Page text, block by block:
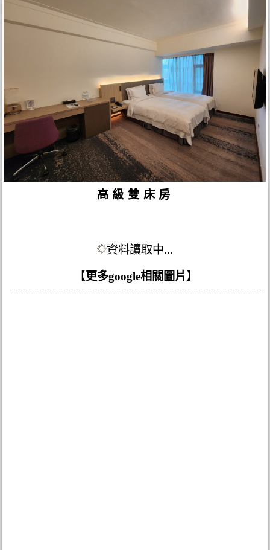
高級雙床房
資料讀取中...
【更多google相關圖片 】